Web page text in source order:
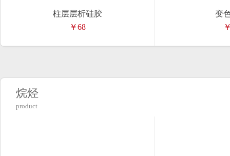
柱层层析硅胶
￥68
变
烷烃
product